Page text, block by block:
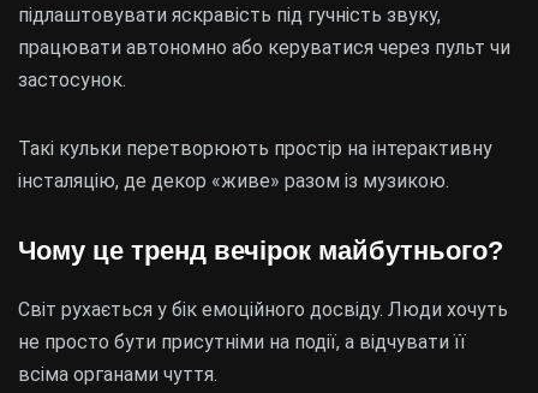
підлаштовувати яскравість під гучність звуку,
працювати автономно або керуватися через пульт чи
застосунок.
Такі кульки перетворюють простір на інтерактивну
інсталяцію, де декор «живе» разом із музикою.
Чому це тренд вечірок майбутнього?
Світ рухається у бік емоційного досвіду. Люди хочуть
не просто бути присутніми на події, а відчувати її
всіма органами чуття.